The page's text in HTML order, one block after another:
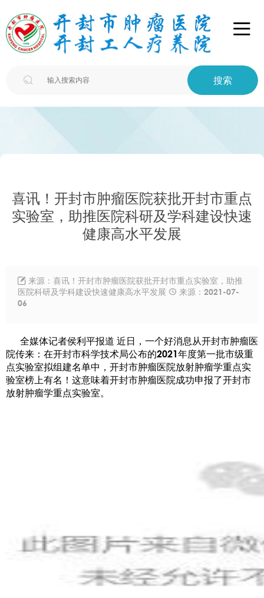

 搜索
喜讯！开封市肿瘤医院获批开封市重点
实验室，助推医院科研及学科建设快速
健康高水平发展
 来源：喜讯！开封市肿瘤医院获批开封市重点实验室，助推
医院科研及学科建设快速健康高水平发展  来源：2021-07-
06
全媒体记者侯利平报道 近日，一个好消息从开封市肿瘤医
院传来：在开封市科学技术局公布的2021年度第一批市级重
点实验室拟组建名单中，开封市肿瘤医院放射肿瘤学重点实
验室榜上有名！这意味着开封市肿瘤医院成功申报了开封市
放射肿瘤学重点实验室。